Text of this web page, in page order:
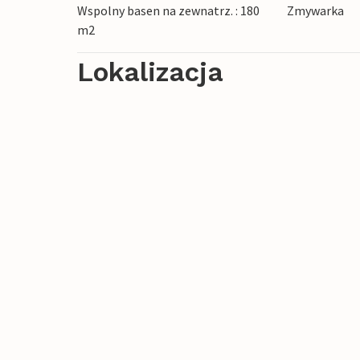
Ciesz się na relaksujące rodzinne
Wspolny basen na zewnatrz. : 180
m2
Zmywarka
Lokalizacja